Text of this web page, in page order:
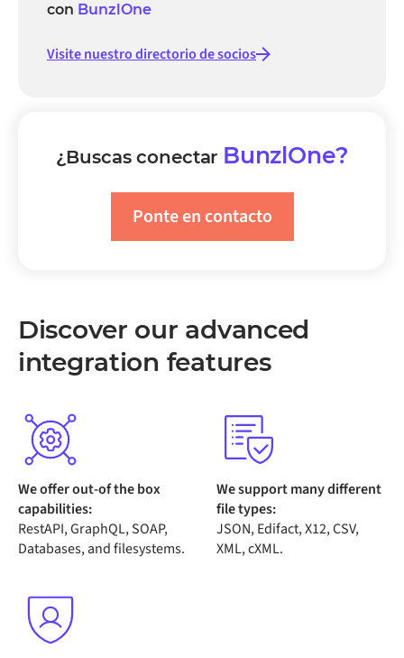
¿Buscas conectar BunzlOne?
Ponte en contacto
Discover our advanced
integration features
We offer out-of the box
capabilities:
RestAPI, GraphQL, SOAP,
Databases, and filesystems.
We support many different
file types:
JSON, Edifact, X12, CSV,
XML, cXML.
con BunzlOne
Visite nuestro directorio de socios